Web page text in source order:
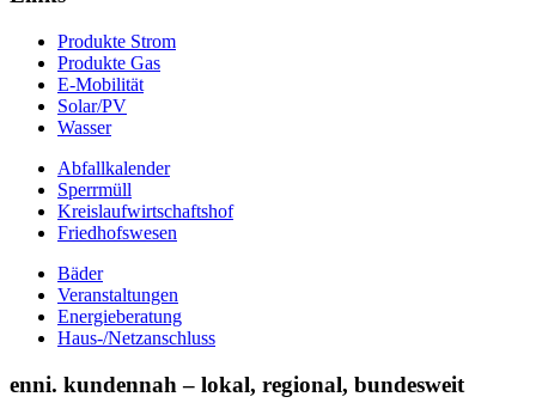
Produkte Strom
Produkte Gas
E-Mobilität
Solar/PV
Wasser
Abfallkalender
Sperrmüll
Kreislaufwirtschaftshof
Friedhofswesen
Bäder
Veranstaltungen
Energieberatung
Haus-/Netzanschluss
enni. kundennah – lokal, regional, bundesweit